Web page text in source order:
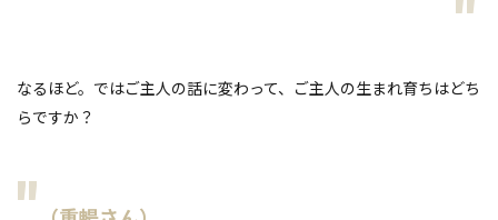
なるほど。ではご主人の話に変わって、ご主人の生まれ育ちはどち
らですか？